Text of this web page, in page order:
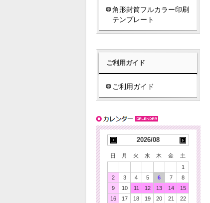
角形封筒フルカラー印刷
テンプレート
ご利用ガイド
ご利用ガイド
2026/08
日 月 火 水 木 金
土
1
2
3 4 5 6 7
8
9
10 11 12 13 14
15
16
17 18 19 20 21 22